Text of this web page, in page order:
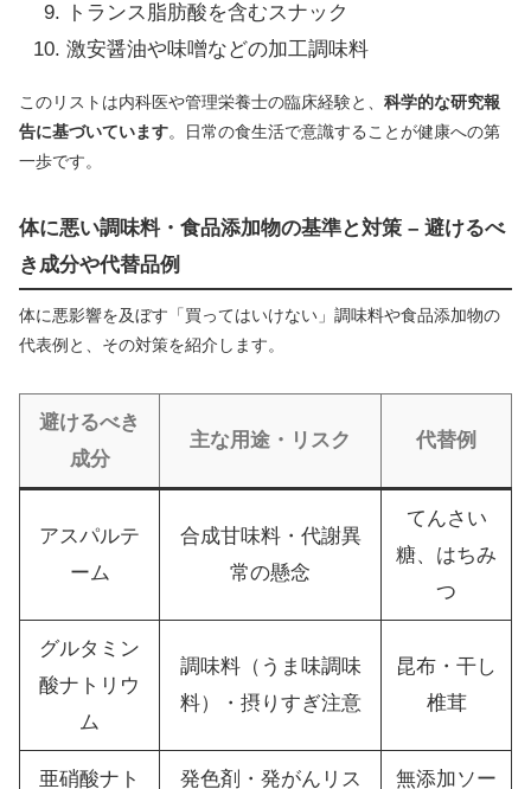
トランス脂肪酸を含むスナック
激安醤油や味噌などの加工調味料
このリストは内科医や管理栄養士の臨床経験と、 科学的な研究報
告に基づいています。日常の食生活で意識することが健康への第
一歩です。
体に悪い調味料・食品添加物の基準と対策 – 避けるべ
き成分や代替品例
体に悪影響を及ぼす「買ってはいけない」調味料や食品添加物の
代表例と、その対策を紹介します。
避けるべき
成分
主な用途・リスク 代替例
アスパルテ
ーム
合成甘味料・代謝異
常の懸念
てんさい
糖、はちみ
つ
グルタミン
酸ナトリウ
ム
調味料（うま味調味
料）・摂りすぎ注意
昆布・干し
椎茸
亜硝酸ナト 発色剤・発がんリス 無添加ソー